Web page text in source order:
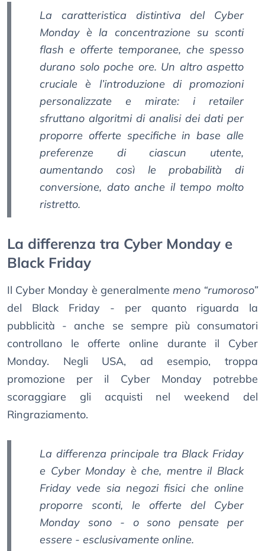
La caratteristica distintiva del Cyber
Monday è la concentrazione su sconti
flash e offerte temporanee, che spesso
durano solo poche ore. Un altro aspetto
cruciale è l’introduzione di promozioni
personalizzate e mirate: i retailer
sfruttano algoritmi di analisi dei dati per
proporre offerte specifiche in base alle
preferenze di ciascun utente,
aumentando così le probabilità di
conversione, dato anche il tempo molto
ristretto.
La differenza tra Cyber Monday e
Black Friday
Il Cyber Monday è generalmente meno “rumoroso”
del Black Friday - per quanto riguarda la
pubblicità - anche se sempre più consumatori
controllano le offerte online durante il Cyber
Monday. Negli USA, ad esempio, troppa
promozione per il Cyber Monday potrebbe
scoraggiare gli acquisti nel weekend del
Ringraziamento.
La differenza principale tra Black Friday
e Cyber Monday è che, mentre il Black
Friday vede sia negozi fisici che online
proporre sconti, le offerte del Cyber
Monday sono - o sono pensate per
essere - esclusivamente online.